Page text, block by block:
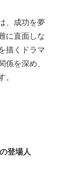
、成功を夢
に直面しな
描くドラマ
係を深め、
。
登場人